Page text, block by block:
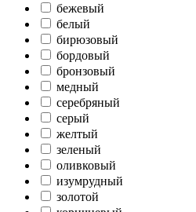
бежевый
белый
бирюзовый
бордовый
бронзовый
медный
серебряный
серый
желтый
зеленый
оливковый
изумрудный
золотой